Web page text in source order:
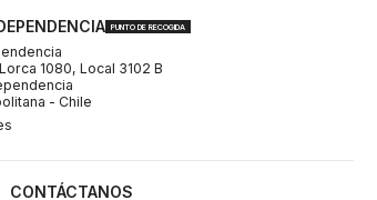
PUNTO DE RECOGIDA
1080, Local 3102 B
- Chile
CONTÁCTANOS